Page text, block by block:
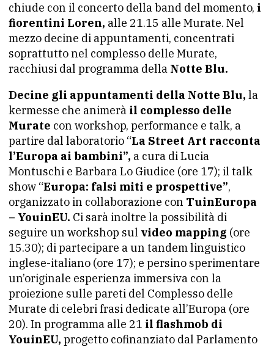
chiude con il concerto della band del momento, i
fiorentini Loren, alle 21.15 alle Murate. Nel
mezzo decine di appuntamenti, concentrati
soprattutto nel complesso delle Murate,
racchiusi dal programma della Notte Blu.
Decine gli appuntamenti della Notte Blu, la
kermesse che animerà il complesso delle
Murate con workshop, performance e talk, a
partire dal laboratorio “La Street Art racconta
l’Europa ai bambini”, a cura di Lucia
Montuschi e Barbara Lo Giudice (ore 17); il talk
show “Europa: falsi miti e prospettive”,
organizzato in collaborazione con TuinEuropa
– YouinEU. Ci sarà inoltre la possibilità di
seguire un workshop sul video mapping (ore
15.30); di partecipare a un tandem linguistico
inglese-italiano (ore 17); e persino sperimentare
un’originale esperienza immersiva con la
proiezione sulle pareti del Complesso delle
Murate di celebri frasi dedicate all’Europa (ore
20). In programma alle 21 il flashmob di
YouinEU, progetto cofinanziato dal Parlamento